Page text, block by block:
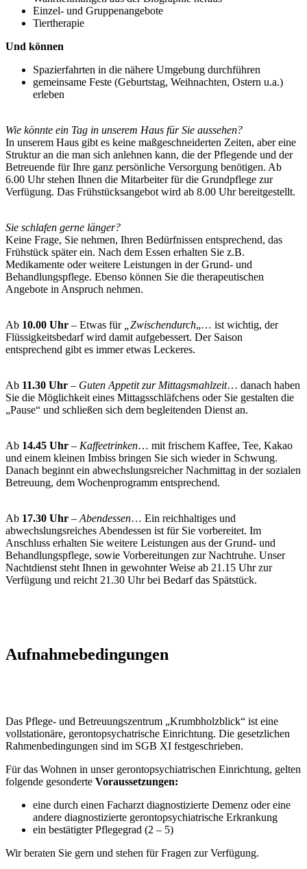
Einzel- und Gruppenangebote
Tiertherapie
Und können
Spazierfahrten in die nähere Umgebung durchführen
gemeinsame Feste (Geburtstag, Weihnachten, Ostern u.a.)
erleben
Wie könnte ein Tag in unserem Haus für Sie aussehen?
In unserem Haus gibt es keine maßgeschneiderten Zeiten, aber eine
Struktur an die man sich anlehnen kann, die der Pflegende und der
Betreuende für Ihre ganz persönliche Versorgung benötigen. Ab
6.00 Uhr stehen Ihnen die Mitarbeiter für die Grundpflege zur
Verfügung. Das Frühstücksangebot wird ab 8.00 Uhr bereitgestellt.
Sie schlafen gerne länger?
Keine Frage, Sie nehmen, Ihren Bedürfnissen entsprechend, das
Frühstück später ein. Nach dem Essen erhalten Sie z.B.
Medikamente oder weitere Leistungen in der Grund- und
Behandlungspflege. Ebenso können Sie die therapeutischen
Angebote in Anspruch nehmen.
Ab 10.00 Uhr – Etwas für „Zwischendurch„… ist wichtig, der
Flüssigkeitsbedarf wird damit aufgebessert. Der Saison
entsprechend gibt es immer etwas Leckeres.
Ab 11.30 Uhr – Guten Appetit zur Mittagsmahlzeit… danach haben
Sie die Möglichkeit eines Mittagsschläfchens oder Sie gestalten die
„Pause“ und schließen sich dem begleitenden Dienst an.
Ab 14.45 Uhr – Kaffeetrinken… mit frischem Kaffee, Tee, Kakao
und einem kleinen Imbiss bringen Sie sich wieder in Schwung.
Danach beginnt ein abwechslungsreicher Nachmittag in der sozialen
Betreuung, dem Wochenprogramm entsprechend.
Ab 17.30 Uhr – Abendessen… Ein reichhaltiges und
abwechslungsreiches Abendessen ist für Sie vorbereitet. Im
Anschluss erhalten Sie weitere Leistungen aus der Grund- und
Behandlungspflege, sowie Vorbereitungen zur Nachtruhe. Unser
Nachtdienst steht Ihnen in gewohnter Weise ab 21.15 Uhr zur
Verfügung und reicht 21.30 Uhr bei Bedarf das Spätstück.
Aufnahmebedingungen
Das Pflege- und Betreuungszentrum „Krumbholzblick“ ist eine
vollstationäre, gerontopsychatrische Einrichtung. Die gesetzlichen
Rahmenbedingungen sind im SGB XI festgeschrieben.
Für das Wohnen in unser gerontopsychiatrischen Einrichtung, gelten
folgende gesonderte Voraussetzungen:
eine durch einen Facharzt diagnostizierte Demenz oder eine
andere diagnostizierte gerontopsychiatrische Erkrankung
ein bestätigter Pflegegrad (2 – 5)
Wir beraten Sie gern und stehen für Fragen zur Verfügung.